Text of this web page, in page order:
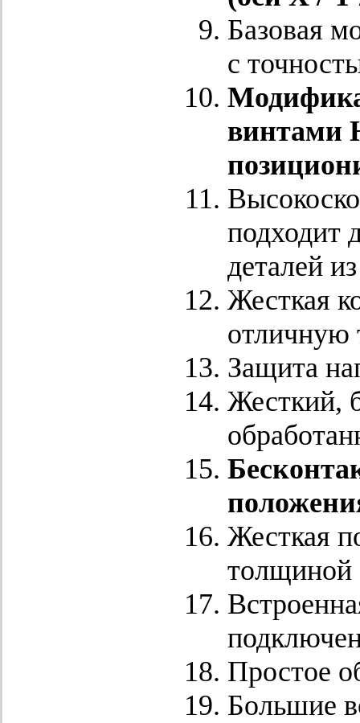
Базовая
с
винтами
подходит
деталей
Жесткая
отличную
Защита
Жесткий,
Жесткая
толщиной
Простое
Большие